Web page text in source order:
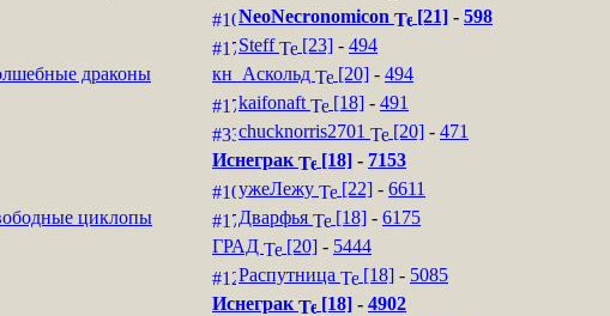
драконы
NeoNecronomicon [21] - 598
Steff
[23] - 494
кн_Аскольд
[20] - 494
kaifonaft
[18] - 491
chucknorris2701
[20] - 471
циклопы
Иснеграк [18] - 7153
ужеЛежу
[22] - 6611
Дварфья
[18] - 6175
ГРАД
[20] - 5444
Распутница
[18] - 5085
Иснеграк [18] - 4902